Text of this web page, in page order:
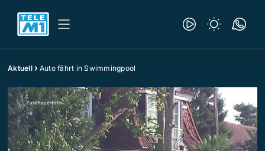
Aktuell Auto fährt in Swimmingpool